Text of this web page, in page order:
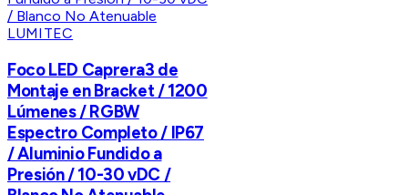
LUMITEC
Foco LED Caprera3 de
Montaje en Bracket / 1200
Lúmenes / RGBW
Espectro Completo / IP67
/ Aluminio Fundido a
Presión / 10-30 vDC /